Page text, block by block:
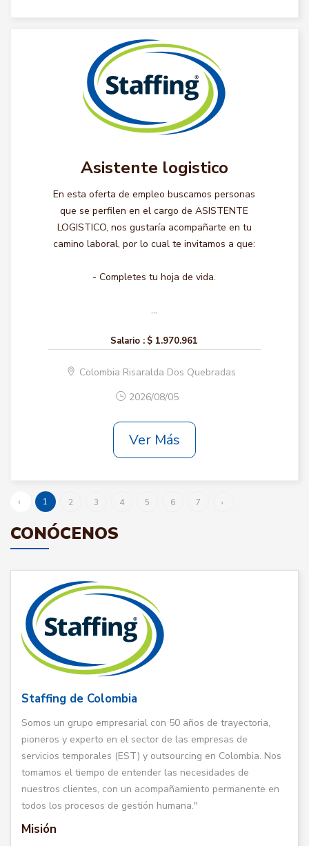
Asistente logistico
En esta oferta de empleo buscamos personas
que se perfilen en el cargo de ASISTENTE
LOGISTICO, nos gustaría acompañarte en tu
camino laboral, por lo cual te invitamos a que:
- Completes tu hoja de vida.
...
Salario : $ 1.970.961
Colombia Risaralda Dos Quebradas
2026/08/05
Ver Más
‹ 1 2 3 4 5 6 7 ›
CONÓCENOS
Staffing de Colombia
Somos un grupo empresarial con 50 años de trayectoria,
pioneros y experto en el sector de las empresas de
servicios temporales (EST) y outsourcing en Colombia. Nos
tomamos el tiempo de entender las necesidades de
nuestros clientes, con un acompañamiento permanente en
todos los procesos de gestión humana."
Misión